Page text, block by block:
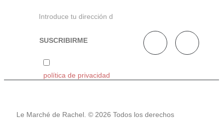
política de privacidad
Le Marché de Rachel. © 2026 Todos los derechos